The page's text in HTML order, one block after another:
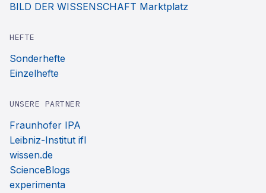
BILD DER WISSENSCHAFT Marktplatz
HEFTE
Sonderhefte
Einzelhefte
UNSERE PARTNER
Fraunhofer IPA
Leibniz-Institut ifl
wissen.de
ScienceBlogs
experimenta